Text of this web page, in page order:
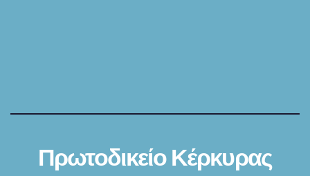
Πρωτοδικείο Κέρκυρας